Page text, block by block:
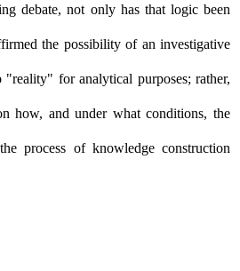
debate, not only has that logic been
the possibility of an investigative
for analytical purposes; rather,
how, and under what conditions, the
process of knowledge construction